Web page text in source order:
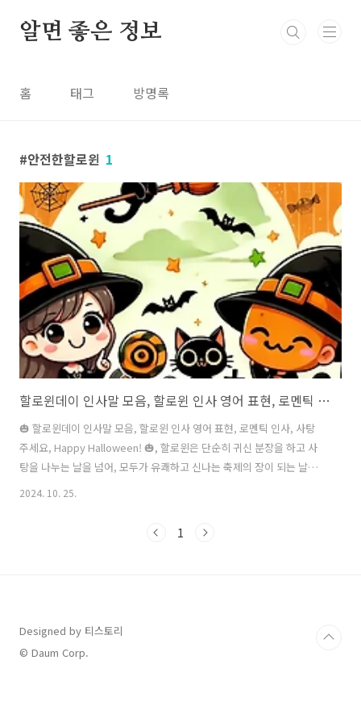
알면 좋은 정보
홈 태그 방명록
안전한할로윈 1
할로윈데이 인사말 모음, 할로윈 인사 영어 표현, 로멘틱 인사, 사탕 주세요, Happy Halloween!
🎃 할로윈데이 인사말 모음, 할로윈 인사 영어 표현, 로멘틱 인사, 사탕
주세요, Happy Halloween! 🎃, 할로윈은 단순히 귀신 분장을 하고 사
탕을 나누는 날을 넘어, 모두가 유쾌하고 신나는 축제의 장이 되는 날입
니다. 이 특별한 날에 보내는 인사말은 분위기를 살리고 친구, 가족, 연
양한 상황에 맞는 할로윈데이 인사말들을 소개합니다. 인사말에는 재미
2024. 10. 25.
1
Designed by 티스토리
© Daum Corp.